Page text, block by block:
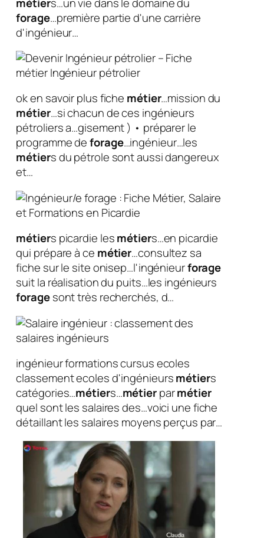
forage…première partie d'une carrière
d'ingénieur…
ok en savoir plus fiche métier…mission du
métier…si chacun de ces ingénieurs
pétroliers a…gisement ) • préparer le
programme deforage…ingénieur…les
métiers du pétrole sont aussi dangereux
et…
métiers picardie lesmétiers…en picardie
qui prépare à ce métier…consultez sa
fiche sur le site onisep…l'ingénieurforage
suit la réalisation du puits…les ingénieurs
foragesont très recherchés, d…
ingénieur formations cursus ecoles
classement ecoles d'ingénieursmétiers
catégories…métiers…métierparmétier
quel sont les salaires des…voici une fiche
détaillant les salaires moyens perçus par…